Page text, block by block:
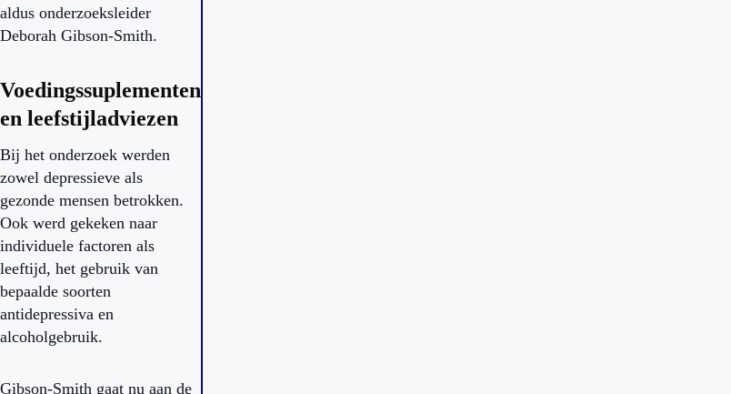
aldus onderzoeksleider
Deborah Gibson-Smith.
Voedingssuplementen
en leefstijladviezen
Bij het onderzoek werden
zowel depressieve als
gezonde mensen betrokken.
Ook werd gekeken naar
individuele factoren als
leeftijd, het gebruik van
bepaalde soorten
antidepressiva en
alcoholgebruik.
Gibson-Smith gaat nu aan de